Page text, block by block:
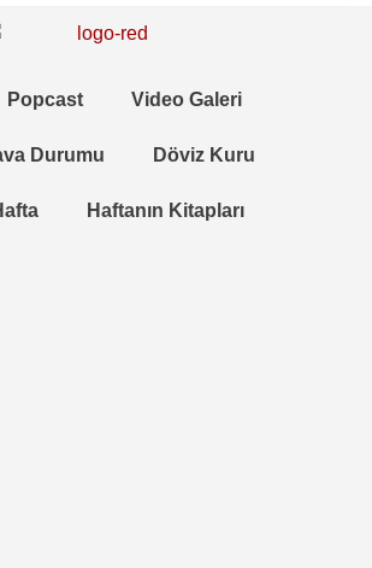
Popcast Video Galeri
Durumu Döviz Kuru
Haftanın Kitapları